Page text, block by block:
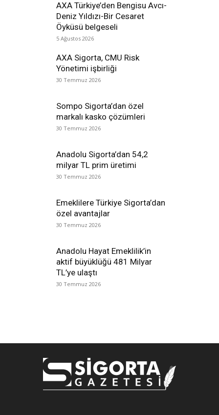
AXA Türkiye’den Bengisu Avcı-
Deniz Yıldızı-Bir Cesaret
Öyküsü belgeseli
5 Ağustos 2026
AXA Sigorta, CMU Risk
Yönetimi işbirliği
30 Temmuz 2026
Sompo Sigorta’dan özel
markalı kasko çözümleri
30 Temmuz 2026
Anadolu Sigorta’dan 54,2
milyar TL prim üretimi
30 Temmuz 2026
Emeklilere Türkiye Sigorta’dan
özel avantajlar
30 Temmuz 2026
Anadolu Hayat Emeklilik’in
aktif büyüklüğü 481 Milyar
TL’ye ulaştı
30 Temmuz 2026